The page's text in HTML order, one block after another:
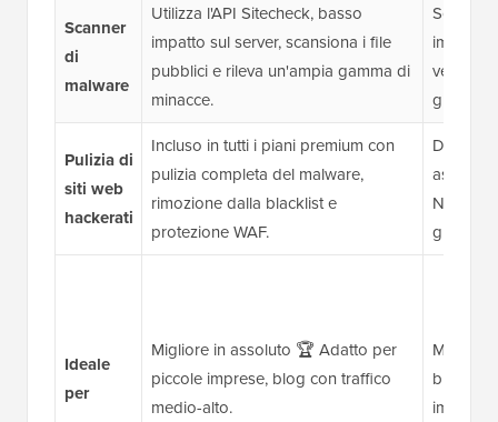
Scanner
di
malware
Utilizza l'API Sitecheck, basso
impatto sul server, scansiona i file
pubblici e rileva un'ampia gamma di
minacce.
gratuita
Pulizia di
siti web
hackerati
Incluso in tutti i piani premium con
pulizia completa del malware,
rimozione dalla blacklist e
protezione WAF.
Non
gratuite
Ideale
per
Migliore in assoluto 🏆 Adatto per
piccole imprese, blog con traffico
medio-alto.
Migliore
budget
imprese